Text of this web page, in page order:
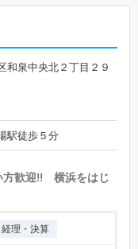
和泉中央北２丁目２９
駅徒歩５分
方歓迎!! 横浜をはじ
経理・決算